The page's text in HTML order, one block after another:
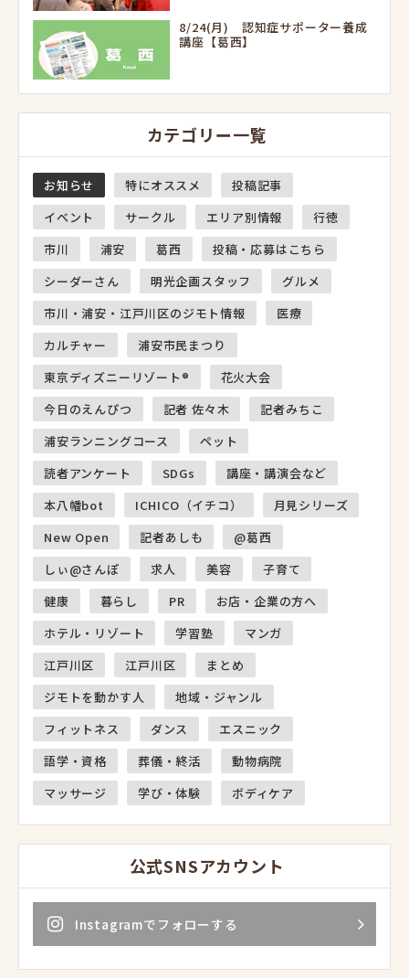
8/24(月) 認知症サポーター養成
講座【葛西】
カテゴリー一覧
お知らせ 特にオススメ
投稿記事
イベント
サークル エリア別情報
行徳
市川
浦安 葛西
投稿・応募はこちら
シーダーさん
明光企画スタッフ
グルメ
市川・浦安・江戸川区のジモト情報
医療
カルチャー
浦安市民まつり
東京ディズニーリゾート®
花火大会
今日のえんぴつ
記者 佐々木
記者みちこ
浦安ランニングコース
ペット
読者アンケート
SDGs
講座・講演会など
本八幡bot
ICHICO（イチコ）
月見シリーズ
New Open
記者あしも
@葛西
しぃ@さんぽ
求人 美容
子育て
健康
暮らし PR
お店・企業の方へ
ホテル・リゾート
学習塾
マンガ
江戸川区
江戸川区
まとめ
ジモトを動かす人
地域・ジャンル
フィットネス
ダンス
エスニック
語学・資格
葬儀・終活
動物病院
マッサージ
学び・体験 ボディケア
公式SNSアカウント
Instagramでフォローする